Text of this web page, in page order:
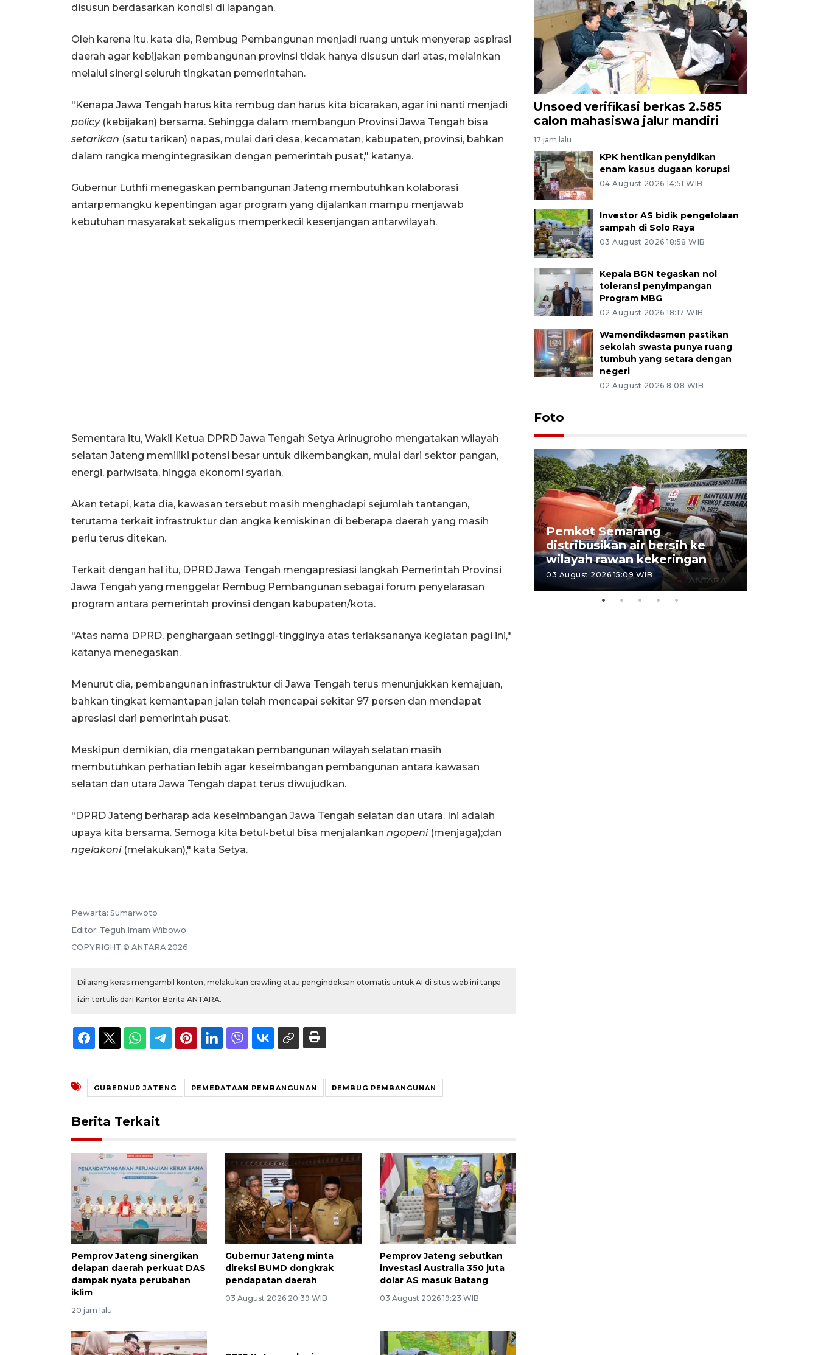
disusun berdasarkan kondisi di lapangan.
Oleh karena itu, kata dia, Rembug Pembangunan menjadi ruang untuk menyerap aspirasi
daerah agar kebijakan pembangunan provinsi tidak hanya disusun dari atas, melainkan
melalui sinergi seluruh tingkatan pemerintahan.
"Kenapa Jawa Tengah harus kita rembug dan harus kita bicarakan, agar ini nanti menjadi
policy(kebijakan) bersama. Sehingga dalam membangun Provinsi Jawa Tengah bisa
setarikan (satu tarikan) napas, mulai dari desa, kecamatan, kabupaten, provinsi, bahkan
dalam rangka mengintegrasikan dengan pemerintah pusat," katanya.
Gubernur Luthfi menegaskan pembangunan Jateng membutuhkan kolaborasi
antarpemangku kepentingan agar program yang dijalankan mampu menjawab
kebutuhan masyarakat sekaligus memperkecil kesenjangan antarwilayah.
Sementara itu, Wakil Ketua DPRD Jawa Tengah Setya Arinugroho mengatakan wilayah
selatan Jateng memiliki potensi besar untuk dikembangkan, mulai dari sektor pangan,
energi, pariwisata, hingga ekonomi syariah.
Akan tetapi, kata dia, kawasan tersebut masih menghadapi sejumlah tantangan,
terutama terkait infrastruktur dan angka kemiskinan di beberapa daerah yang masih
perlu terus ditekan.
Terkait dengan hal itu, DPRD Jawa Tengah mengapresiasi langkah Pemerintah Provinsi
Jawa Tengah yang menggelar Rembug Pembangunan sebagai forum penyelarasan
program antara pemerintah provinsi dengan kabupaten/kota.
"Atas nama DPRD, penghargaan setinggi-tingginya atas terlaksananya kegiatan pagi ini,"
katanya menegaskan.
Menurut dia, pembangunan infrastruktur di Jawa Tengah terus menunjukkan kemajuan,
bahkan tingkat kemantapan jalan telah mencapai sekitar 97 persen dan mendapat
apresiasi dari pemerintah pusat.
Meskipun demikian, dia mengatakan pembangunan wilayah selatan masih
membutuhkan perhatian lebih agar keseimbangan pembangunan antara kawasan
selatan dan utara Jawa Tengah dapat terus diwujudkan.
"DPRD Jateng berharap ada keseimbangan Jawa Tengah selatan dan utara. Ini adalah
upaya kita bersama. Semoga kita betul-betul bisa menjalankan ngopeni(menjaga);dan
ngelakoni(melakukan)," kata Setya.
Pewarta: Sumarwoto
Editor: Teguh Imam Wibowo
COPYRIGHT © ANTARA 2026
Dilarang keras mengambil konten, melakukan crawling atau pengindeksan otomatis untuk AI di situs web ini tanpa
izin tertulis dari Kantor Berita ANTARA.
GUBERNUR JATENG PEMERATAAN PEMBANGUNAN REMBUG PEMBANGUNAN
Berita Terkait
Pemprov Jateng sinergikan
delapan daerah perkuat DAS
dampak nyata perubahan
iklim
20 jam lalu
Gubernur Jateng minta
direksi BUMD dongkrak
pendapatan daerah
03 August 2026 20:39 WIB
Pemprov Jateng sebutkan
investasi Australia 350 juta
dolar AS masuk Batang
03 August 2026 19:23 WIB
Unsoed verifikasi berkas 2.585
calon mahasiswa jalur mandiri
17 jam lalu
KPK hentikan penyidikan
enam kasus dugaan korupsi
04 August 2026 14:51 WIB
Investor AS bidik pengelolaan
sampah di Solo Raya
03 August 2026 18:58 WIB
Kepala BGN tegaskan nol
toleransi penyimpangan
Program MBG
02 August 2026 18:17 WIB
Wamendikdasmen pastikan
sekolah swasta punya ruang
tumbuh yang setara dengan
negeri
02 August 2026 8:08 WIB
Foto
Kemarau memuncak, air
27 July 2026 20:07 WIB
Pemkot Semarang
distribusikan air bersih ke
wilayah rawan kekeringan
03 August 2026 15:09 WIB